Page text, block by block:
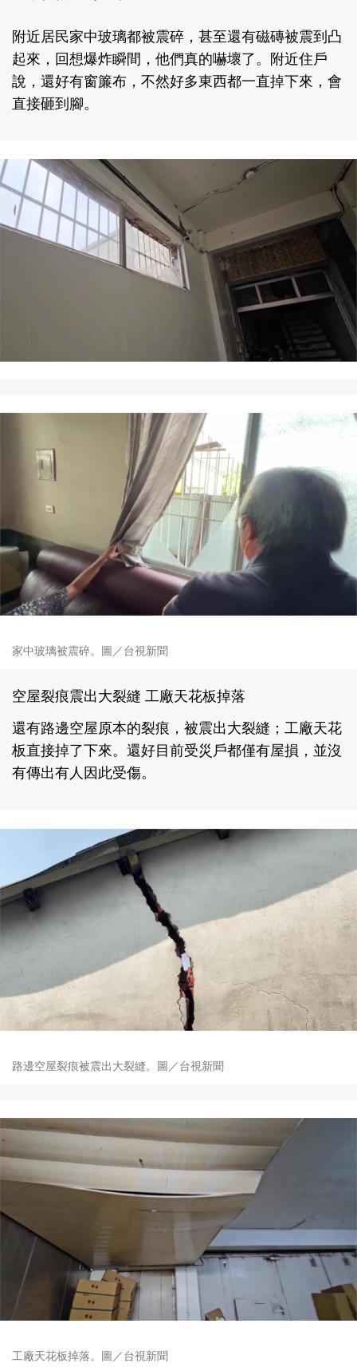
附近居民家中玻璃都被震碎，甚至還有磁磚被震到凸
起來，回想爆炸瞬間，他們真的嚇壞了。附近住戶
說，還好有窗簾布，不然好多東西都一直掉下來，會
直接砸到腳。
家中玻璃被震碎。圖／台視新聞
空屋裂痕震出大裂縫 工廠天花板掉落
還有路邊空屋原本的裂痕，被震出大裂縫；工廠天花
板直接掉了下來。還好目前受災戶都僅有屋損，並沒
有傳出有人因此受傷。
路邊空屋裂痕被震出大裂縫。圖／台視新聞
工廠天花板掉落。圖／台視新聞